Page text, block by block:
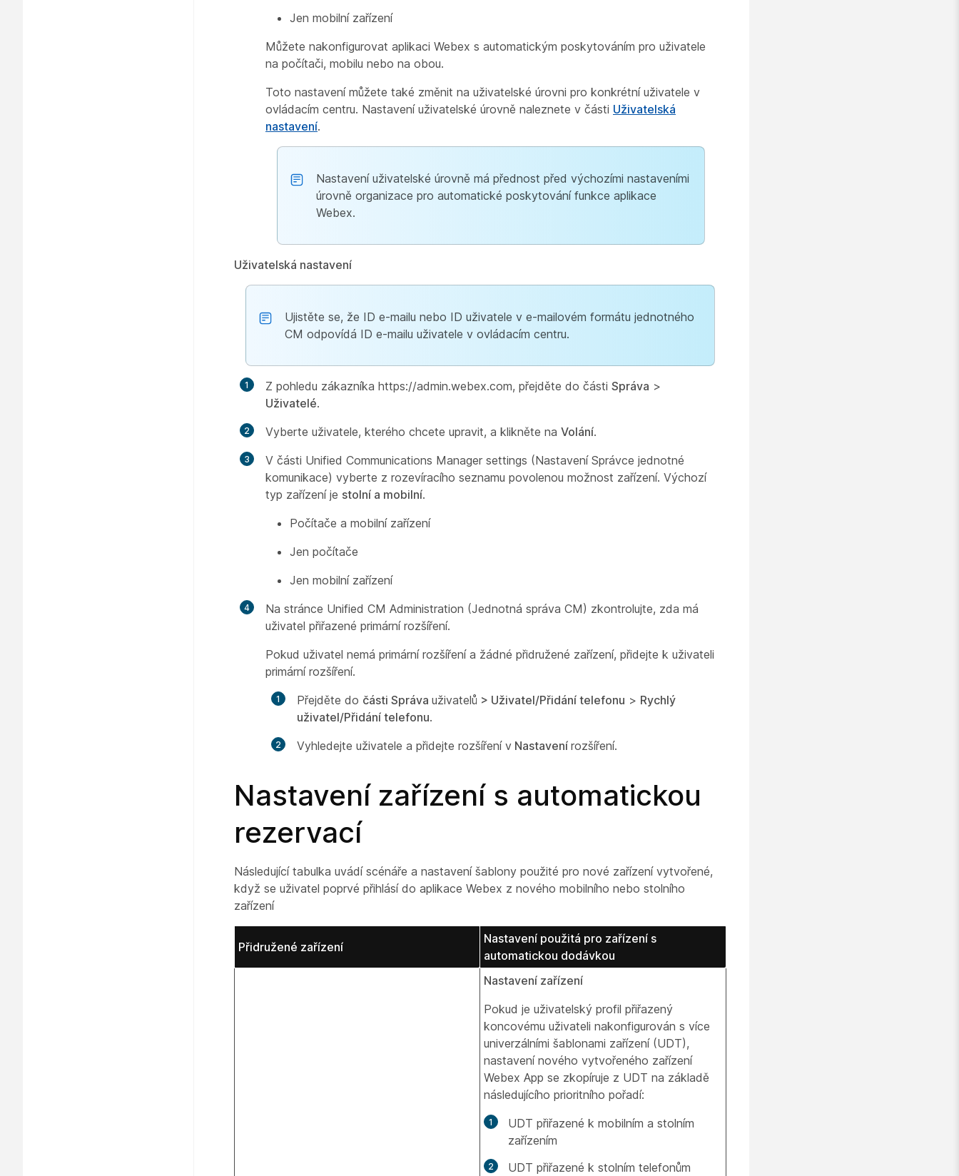
Jen mobilní zařízení
Můžete nakonfigurovat aplikaci Webex s automatickým poskytováním pro uživatele
na počítači, mobilu nebo na obou.
Toto nastavení můžete také změnit na uživatelské úrovni pro konkrétní uživatele v
ovládacím centru. Nastavení uživatelské úrovně naleznete v části Uživatelská
nastavení.
Nastavení uživatelské úrovně má přednost před výchozími nastaveními
úrovně organizace pro automatické poskytování funkce aplikace
Webex.
Uživatelská nastavení
Ujistěte se, že ID e-mailu nebo ID uživatele v e-mailovém formátu jednotného
CM odpovídá ID e-mailu uživatele v ovládacím centru.
Z pohledu zákazníka https://admin.webex.com, přejděte do části Správa >
Uživatelé.
Vyberte uživatele, kterého chcete upravit, a klikněte na Volání.
V části Unified Communications Manager settings (Nastavení Správce jednotné
komunikace) vyberte z rozevíracího seznamu povolenou možnost zařízení. Výchozí
typ zařízení je stolní a mobilní.
Počítače a mobilní zařízení
Jen počítače
Jen mobilní zařízení
Na stránce Unified CM Administration (Jednotná správa CM) zkontrolujte, zda má
uživatel přiřazené primární rozšíření.
Pokud uživatel nemá primární rozšíření a žádné přidružené zařízení, přidejte k uživateli
primární rozšíření.
Přejděte do části Správa uživatelů > Uživatel/Přidání telefonu > Rychlý
uživatel/Přidání telefonu.
Vyhledejte uživatele a přidejte rozšíření v Nastavení rozšíření.
Nastavení zařízení s automatickou
rezervací
Následující tabulka uvádí scénáře a nastavení šablony použité pro nové zařízení vytvořené,
když se uživatel poprvé přihlásí do aplikace Webex z nového mobilního nebo stolního
zařízení
Přidružené zařízení
Nastavení použitá pro zařízení s
automatickou dodávkou
Nastavení zařízení
Pokud je uživatelský profil přiřazený
koncovému uživateli nakonfigurován s více
univerzálními šablonami zařízení (UDT),
nastavení nového vytvořeného zařízení
Webex App se zkopíruje z UDT na základě
následujícího prioritního pořadí:
UDT přiřazené k mobilním a stolním
zařízením
UDT přiřazené k stolním telefonům